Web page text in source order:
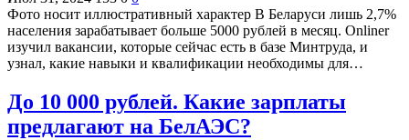
Фото носит иллюстративный характер В Беларуси лишь 2,7%
населения зарабатывает больше 5000 рублей в месяц. Onliner
изучил вакансии, которые сейчас есть в базе Минтруда, и
узнал, какие навыки и квалификации необходимы для…
До 10 000 рублей. Какие зарплаты
предлагают на БелАЭС?